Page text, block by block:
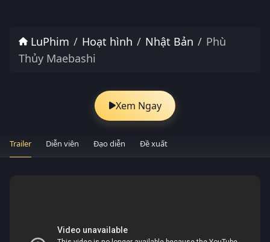
LuPhim Hoạt hình Nhật Bản
Phù
Thủy Maebashi
Xem Ngay
Trailer Diễn viên Đạo diễn Đề xuất